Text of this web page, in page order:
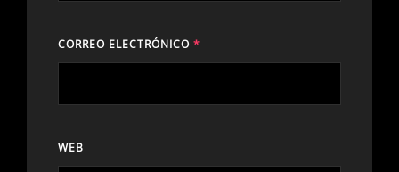
CORREO ELECTRÓNICO *
WEB